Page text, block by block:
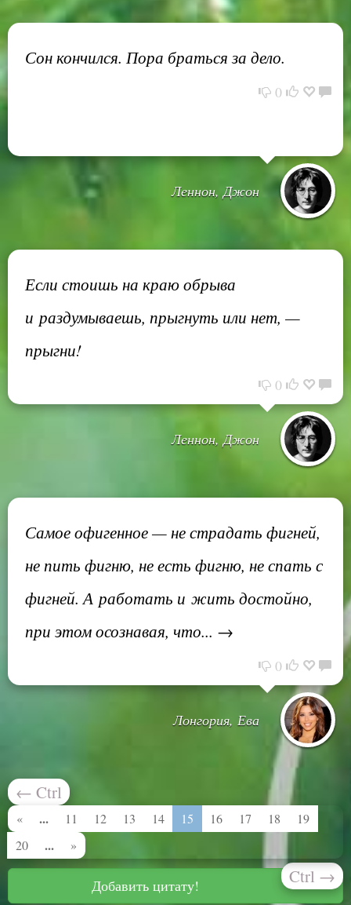
Сон кончился. Пора браться за дело.
0
Леннон, Джон
Если стоишь на краю обрыва
и раздумываешь, прыгнуть или нет, —
прыгни!
0
Леннон, Джон
Самое офигенное — не страдать фигней,
не пить фигню, не есть фигню, не спать с
фигней. А работать и жить достойно,
при этом осознавая, что... →
0
Лонгория, Ева
← Ctrl
« ... 11 12 13 14 15 16 17 18
19
20
... »
Ctrl →
Добавить цитату!